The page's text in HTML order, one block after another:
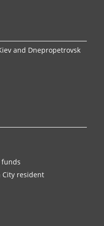
and Dnepropetrovsk
resident